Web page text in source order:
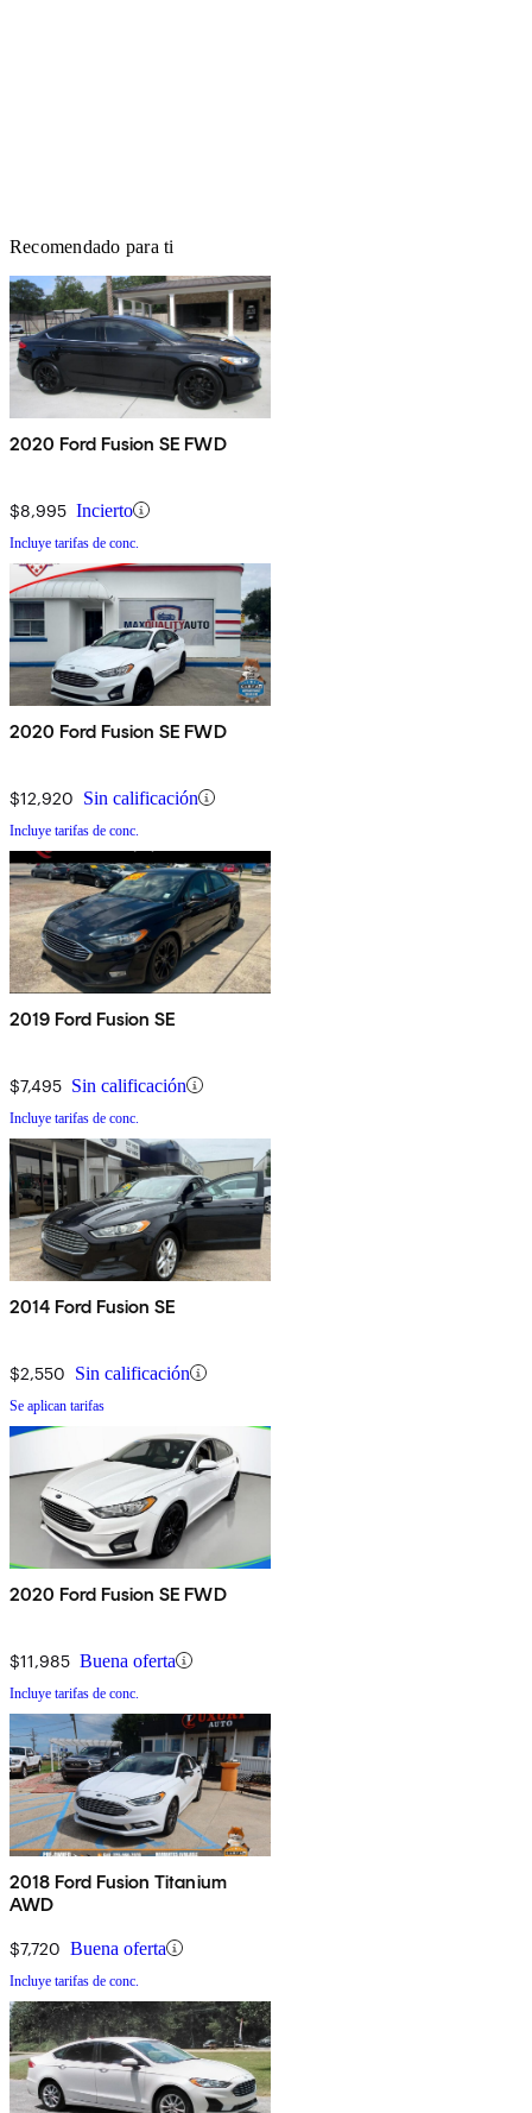
Recomendado para ti
2020 Ford Fusion SE FWD
$8,995 Incierto
Incluye tarifas de conc.
2020 Ford Fusion SE FWD
$12,920 Sin calificación
Incluye tarifas de conc.
2019 Ford Fusion SE
$7,495 Sin calificación
Incluye tarifas de conc.
2014 Ford Fusion SE
$2,550 Sin calificación
Se aplican tarifas
2020 Ford Fusion SE FWD
$11,985 Buena oferta
Incluye tarifas de conc.
2018 Ford Fusion Titanium
AWD
$7,720 Buena oferta
Incluye tarifas de conc.